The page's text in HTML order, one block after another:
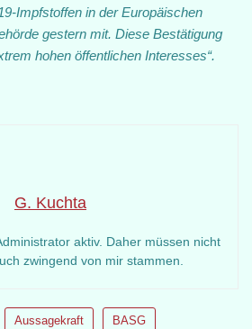
Impfstoffen in der Europäischen
gestern mit. Diese Bestätigung
hohen öffentlichen Interesses“.
G. Kuchta
aktiv. Daher müssen nicht
zwingend von mir stammen.
Aussagekraft BASG